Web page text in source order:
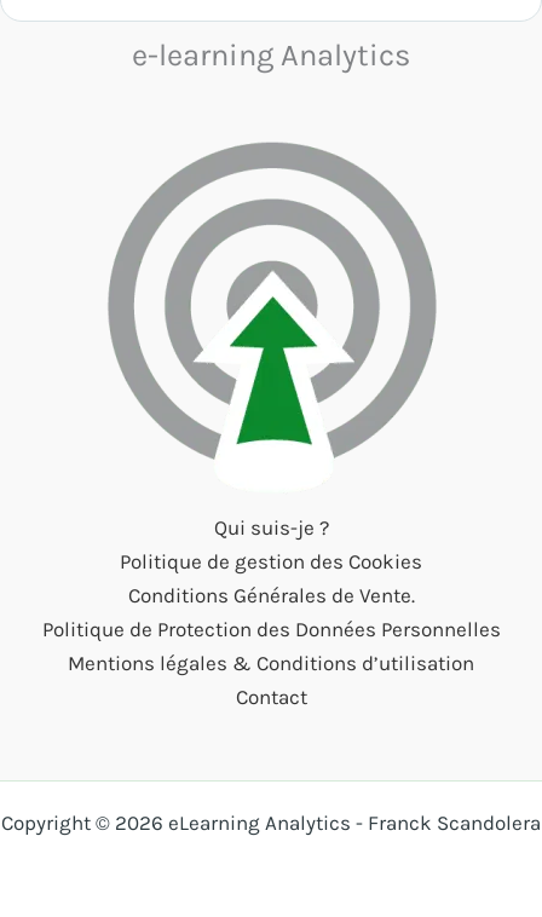
e-learning Analytics
Qui suis-je ?
Politique de gestion des Cookies
Conditions Générales de Vente.
Politique de Protection des Données Personnelles
Mentions légales & Conditions d’utilisation
Contact
Copyright © 2026 eLearning Analytics - Franck Scandolera